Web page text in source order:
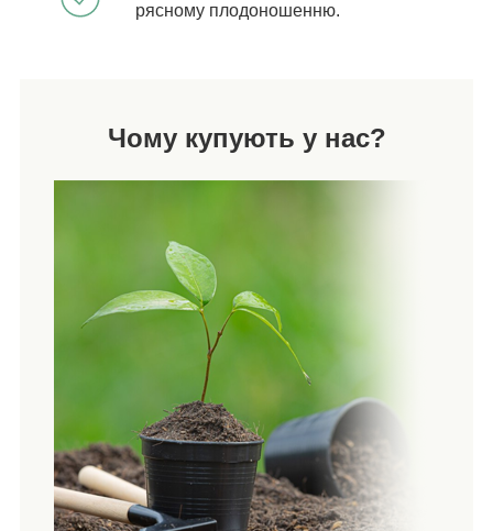
рясному плодоношенню.
Чому купують у нас?